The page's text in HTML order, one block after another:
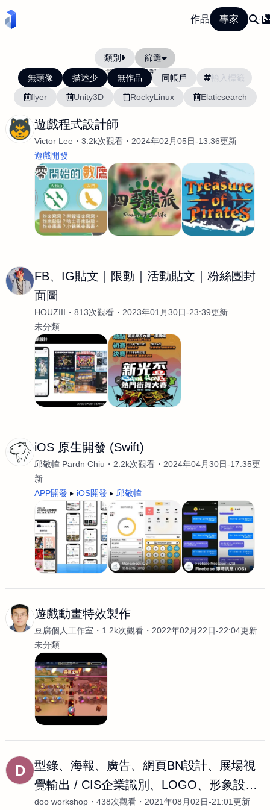
作品 專家
類別 篩選
當前排序: 活躍度
無頭像 描述少 無作品
同帳戶
flyer
Unity3D RockyLinux Elaticsearch
遊戲程式設計師
Victor Lee 3.2k次觀看
2024年02月05日-13:36更新
遊戲開發
FB、IG貼文｜限動｜活動貼文｜粉絲團封
面圖
HOUZIII 813次觀看
2023年01月30日-23:39更新
未分類
iOS 原生開發 (Swift)
邱敬幃 Pardn Chiu 2.2k次觀看
2024年04月30日-17:35更
新
APP開發
iOS開發 邱敬幃
遊戲動畫特效製作
豆腐個人工作室 1.2k次觀看
2022年02月22日-22:04更新
未分類
D
型錄、海報、廣告、網頁BN設計、展場視
覺輸出 / CIS企業識別、LOGO、形象設計 /
書籍、
doo workshop 438次觀看 2021年08月02日-21:01更新